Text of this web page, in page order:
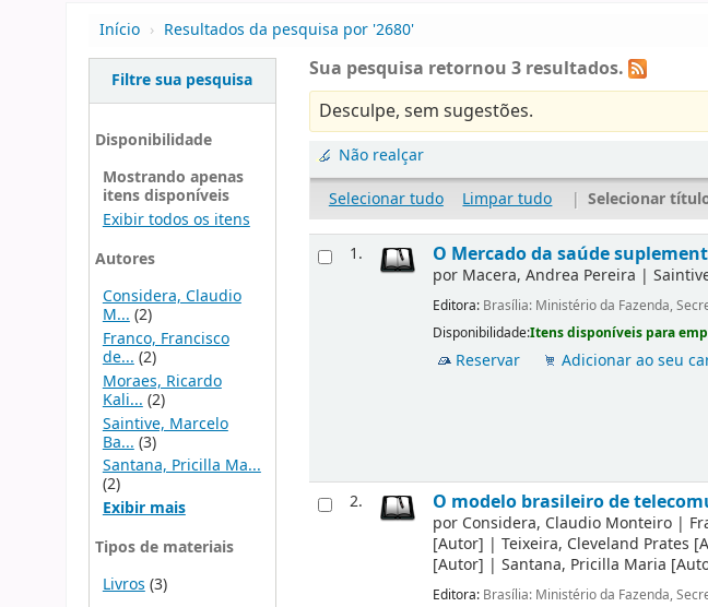
Início › Resultados da pesquisa por '2680'
Filtre sua pesquisa
Disponibilidade
Mostrando apenas
itens disponíveis
Exibir todos os itens
Autores
Considera, Claudio
M...(2)
Franco, Francisco
de... (2)
Moraes, Ricardo
Kali... (2)
Saintive, Marcelo
Ba... (3)
Santana, Pricilla Ma...
(2)
Exibir mais
Tipos de materiais
Livros(3)
Sua pesquisa retornou 3 resultados.
Desculpe, sem sugestões.
Não realçar
Selecionar tudo
Limpar tudo | Selecionar
1. O Mercado da saúde
por Macera, Andrea Pereira |
Editora: Brasília: Ministério da Fazenda,
Disponibilidade:Itens disponíveis para
Reservar Adicionar ao seu
2. O modelo brasileiro de
por Considera, Claudio Monteiro |
[Autor] |Teixeira, Cleveland Prates
[Autor] |Santana, Pricilla Maria
Editora: Brasília: Ministério da Fazenda,